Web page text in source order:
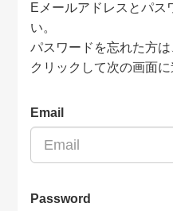
Eメールアドレスとパス
い。
パスワードを忘れた方
クリックして次の画面に
Email
Password